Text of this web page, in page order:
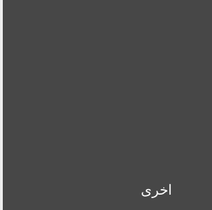
اخرى